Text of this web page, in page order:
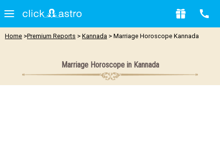
Home >Premium Reports > Kannada > Marriage Horoscope Kannada
Marriage Horoscope in Kannada